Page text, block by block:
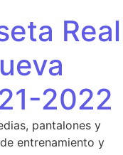
Real
2022
pantalones y
entrenamiento y